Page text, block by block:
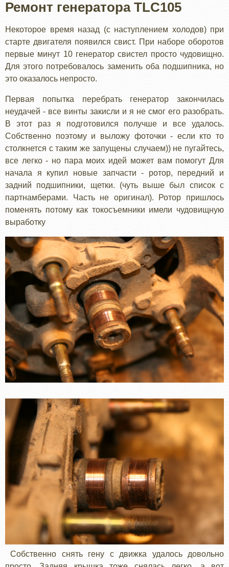
Ремонт генератора TLC105
Некоторое время назад (с наступлением холодов) при
старте двигателя появился свист. При наборе оборотов
первые минут 10 генератор свистел просто чудовищно.
Для этого потребовалось заменить оба подшипника, но
это оказалось непросто.
Первая попытка перебрать генератор закончилась
неудачей - все винты закисли и я не смог его разобрать.
В этот раз я подготовился получше и все удалось.
Собственно поэтому и выложу фоточки - если кто то
столкнется с таким же запущены случаем)) не пугайтесь,
все легко - но пара моих идей может вам помогут Для
начала я купил новые запчасти - ротор, передний и
задний подшипники, щетки. (чуть выше был список с
партнамберами. Часть не оригинал). Ротор пришлось
поменять потому как токосъемники имели чудовищную
выработку
Собственно снять гену с движка удалось довольно